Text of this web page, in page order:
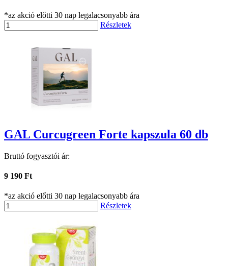
*az akció előtti 30 nap legalacsonyabb ára
Részletek
GAL Curcugreen Forte kapszula 60 db
Bruttó fogyasztói ár:
9 190 Ft
*az akció előtti 30 nap legalacsonyabb ára
Részletek